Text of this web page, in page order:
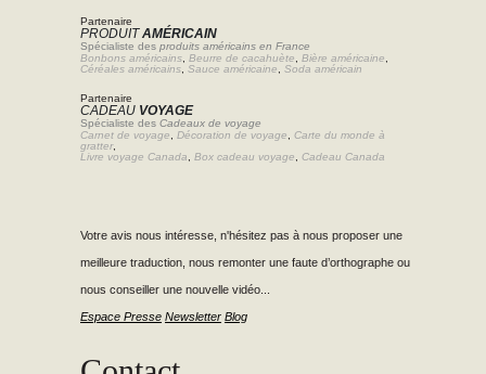
Partenaire
PRODUITAMÉRICAIN
Spécialiste des produits américains en France
Bonbons américains, Beurre de cacahuète, Bière américaine,
Céréales américains, Sauce américaine, Soda américain
Partenaire
CADEAU VOYAGE
Spécialiste des Cadeaux de voyage
Carnet de voyage, Décoration de voyage, Carte du monde à
gratter,
Livre voyage Canada, Box cadeau voyage, Cadeau Canada
Votre avis nous intéresse, n'hésitez pas à nous proposer une
meilleure traduction, nous remonter une faute d’orthographe ou
nous conseiller une nouvelle vidéo...
Espace Presse Newsletter Blog